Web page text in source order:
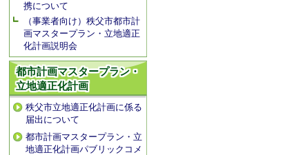
携について
（事業者向け）秩父市都市計
画マスタープラン・立地適正
化計画説明会
都市計画マスタープラン・
立地適正化計画
秩父市立地適正化計画に係る
届出について
都市計画マスタープラン・立
地適正化計画パブリックコメ